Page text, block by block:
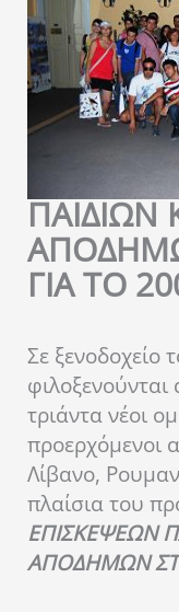
ΠΑΙΔΙΩΝ
ΓΙΑ ΤΟ
Σε ξενοδοχείο
τριάντα νέοι
προερχόμενοι
Λίβανο,
πλαίσια του
ΕΠΙΣΚΕΨΕΩΝ
ΑΠΟΔΗΜΩΝ